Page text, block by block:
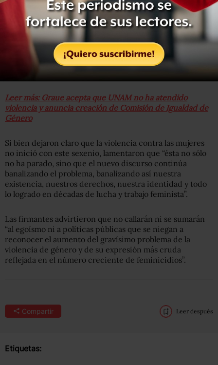
Leer más: Graue acepta que UNAM no ha atendido
violencia y anuncia creación de Comisión de Igualdad de
Género
Si bien dejaron claro que la violencia contra las mujeres
no inició con este sexenio, lamentaron que “ésta no sólo
no ha parado, sino que el nuevo discurso continúa
banalizando el problema, banalizando así nuestra
existencia, nuestros derechos, nuestra identidad y todo
lo logrado en décadas de lucha y trabajo feminista”.
Las firmantes advirtieron que no callarán ni se sumarán
“al egoísmo ni a políticas públicas que se niegan a
reconocer el aumento del gravísimo problema de la
violencia de género y de su expresión más cruda
reflejada en el número creciente de feminicidios”.
Compartir Leer después
Etiquetas: